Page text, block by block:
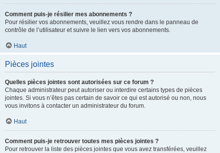
Comment puis-je résilier mes abonnements ?
Pour résilier vos abonnements, veuillez vous rendre dans le panneau de
contrôle de l’utilisateur et suivre le lien vers vos abonnements.
Haut
Pièces jointes
Quelles pièces jointes sont autorisées sur ce forum ?
Chaque administrateur peut autoriser ou interdire certains types de pièces
jointes. Si vous n’êtes pas certain de savoir ce qui est autorisé ou non, nous
vous invitons à contacter un administrateur du forum.
Haut
Comment puis-je retrouver toutes mes pièces jointes ?
Pour retrouver la liste des pièces jointes que vous avez transférées, veuillez